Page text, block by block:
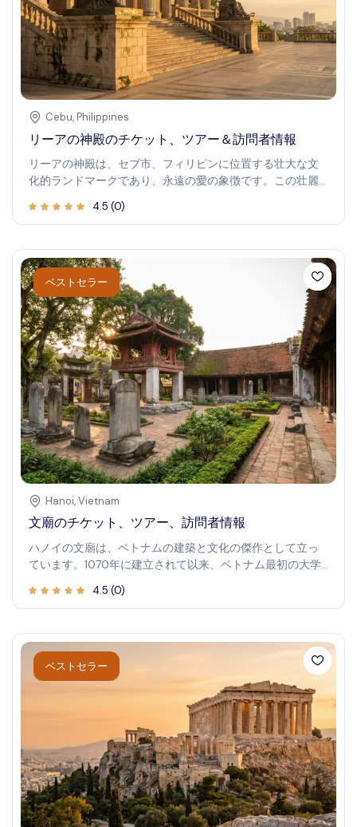
Cebu, Philippines
リーアの神殿のチケット、ツアー＆訪問者情報
リーアの神殿は、セブ市、フィリピンに位置する壮大な文
化的ランドマークであり、永遠の愛の象徴です。この壮麗
洞察を提供し、緑豊かな景観やパノラマビューの背景に設
と感動的な物語に満ちた充実した体験を提供します。建築
に熱中する人でも、静かな精神的な逃避を求める人でも、
リーアの神殿は忘れられない訪問を約束します。美しく整
えられた庭園を散策し、華麗な彫刻に驚き、静けさと畏敬
の念を感じてください。この荘厳な場所は、歴史、神話、
芸術の融合に没入し、思索、写真撮影、レジャーに最適な
場所を提供します。ぜひ訪れて、リーアの神殿を特別な場
所にする時を超えた美しさを発見してください。
4.5 (0)
ベストセラー
Hanoi,Vietnam
文廟のチケット、ツアー、訪問者情報
ハノイの文廟は、ベトナムの建築と文化の傑作として立っ
ています。1070年に建立されて以来、ベトナム最初の大学
訪れることで、ベトナムの教育遺産と豊かな歴史について
静かな雰囲気、伝統的なデザイン、古代学者を称える石碑
で有名です。寺院を探索しながら、何世紀にもわたるベト
ナムの知識の伝統に触れつつ、平和な庭園や古典的な建築
を楽しむことができます。歴史愛好家、文化探究者、旅行
愛好者誰にとっても、都市の喧騒から離れた充実した体験
4.5 (0)
ベストセラー